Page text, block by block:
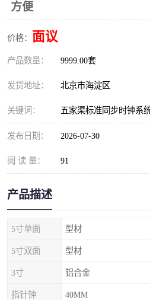
方便
价格： 面议
产品数量： 9999.00套
发货地址： 北京市海淀区
关键词： 五家渠标准同步时钟系
发布日期： 2026-07-30
阅 读 量： 91
产品描述
5寸单面 型材
5寸双面 型材
3寸 铝合金
指针钟 40MM